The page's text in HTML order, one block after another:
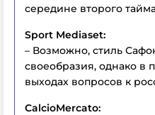
середине второго
Sport Mediaset:
– Возможно, стиль
своеобразия, однако в
выходах вопросов к
CalcioMercato: